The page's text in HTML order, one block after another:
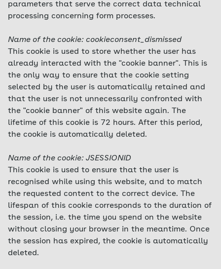
parameters that serve the correct data technical
processing concerning form processes.
Name of the cookie: cookieconsent_dismissed
This cookie is used to store whether the user has
already interacted with the "cookie banner". This is
the only way to ensure that the cookie setting
selected by the user is automatically retained and
that the user is not unnecessarily confronted with
the "cookie banner" of this website again. The
lifetime of this cookie is 72 hours. After this period,
the cookie is automatically deleted.
Name of the cookie: JSESSIONID
This cookie is used to ensure that the user is
recognised while using this website, and to match
the requested content to the correct device. The
lifespan of this cookie corresponds to the duration of
the session, i.e. the time you spend on the website
without closing your browser in the meantime. Once
the session has expired, the cookie is automatically
deleted.